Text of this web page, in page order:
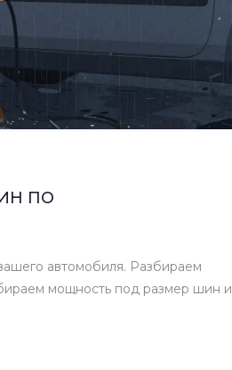
ПО
автомобиля. Разбираем
мощность под размер шин и